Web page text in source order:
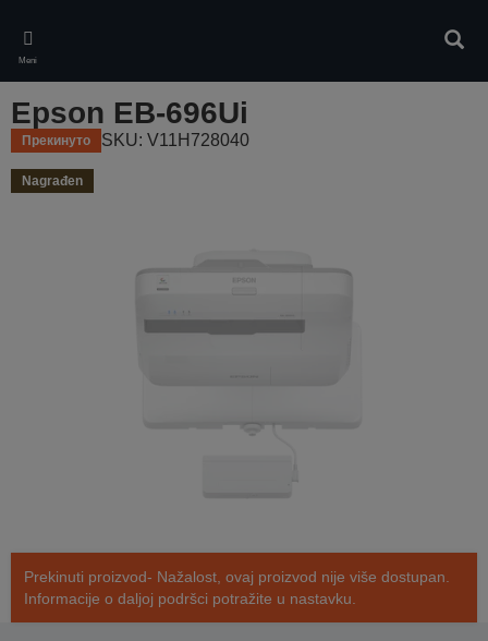
main
content
Meni
Epson EB-696Ui
Прекинуто SKU: V11H728040
Nagrađen
Prekinuti proizvod- Nažalost, ovaj proizvod nije više dostupan.
Informacije o daljoj podršci potražite u nastavku.